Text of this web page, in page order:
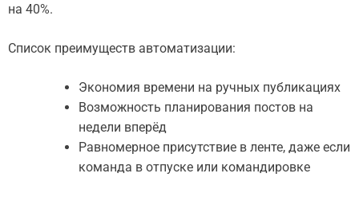
на 40%.
Список преимуществ автоматизации:
Экономия времени на ручных публикациях
Возможность планирования постов на
недели вперёд
Равномерное присутствие в ленте, даже если
команда в отпуске или командировке